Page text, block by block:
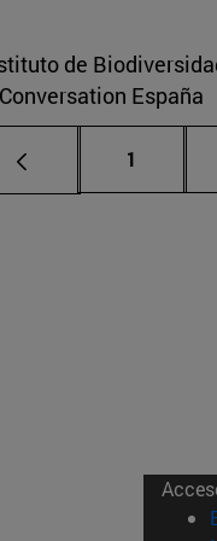
de
España
Página
1